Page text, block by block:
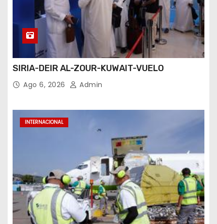
SIRIA-DEIR AL-ZOUR-KUWAIT-VUELO
Ago 6, 2026 Admin
INTERNACIONAL